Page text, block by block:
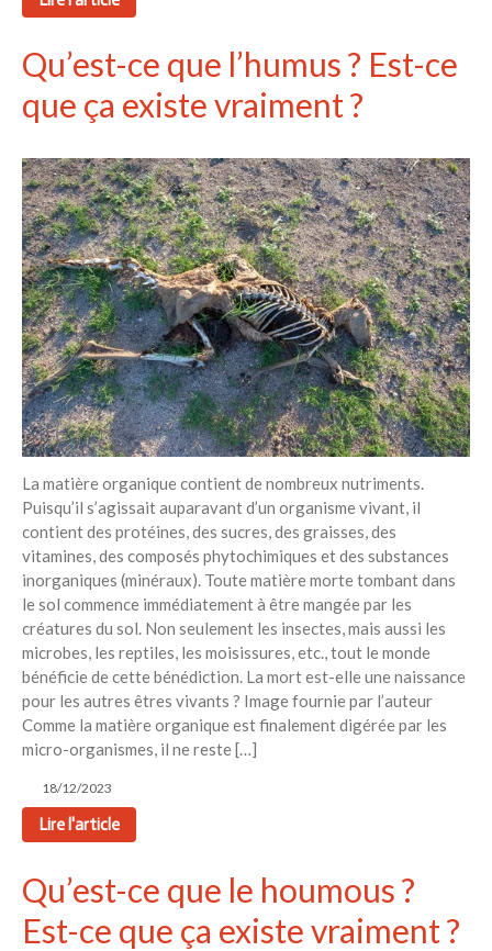
Qu’est-ce que l’humus ? Est-ce
que ça existe vraiment ?
La matière organique contient de nombreux nutriments.
Puisqu’il s’agissait auparavant d’un organisme vivant, il
contient des protéines, des sucres, des graisses, des
vitamines, des composés phytochimiques et des substances
inorganiques (minéraux). Toute matière morte tombant dans
le sol commence immédiatement à être mangée par les
créatures du sol. Non seulement les insectes, mais aussi les
microbes, les reptiles, les moisissures, etc., tout le monde
bénéficie de cette bénédiction. La mort est-elle une naissance
pour les autres êtres vivants ? Image fournie par l’auteur
Comme la matière organique est finalement digérée par les
micro-organismes, il ne reste […]
18/12/2023
Lire l'article
Qu’est-ce que le houmous ?
Est-ce que ça existe vraiment ?